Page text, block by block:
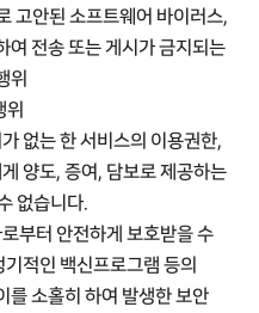
고안된 소프트웨어 바이러스,
여 전송 또는 게시가 금지되는
위
위
없는 한 서비스의 이용권한,
양도, 증여, 담보로 제공하는
없습니다.
부터 안전하게 보호받을 수
적인 백신프로그램 등의
를 소홀히 하여 발생한 보안